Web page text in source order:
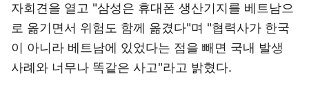
자회견을 열고 "삼성은 휴대폰 생산기지를 베트남으
로 옮기면서 위험도 함께 옮겼다"며 "협력사가 한국
이 아니라 베트남에 있었다는 점을 빼면 국내 발생
사례와 너무나 똑같은 사고"라고 밝혔다.